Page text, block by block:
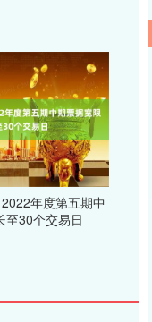
年度第五期中
至30个交易日